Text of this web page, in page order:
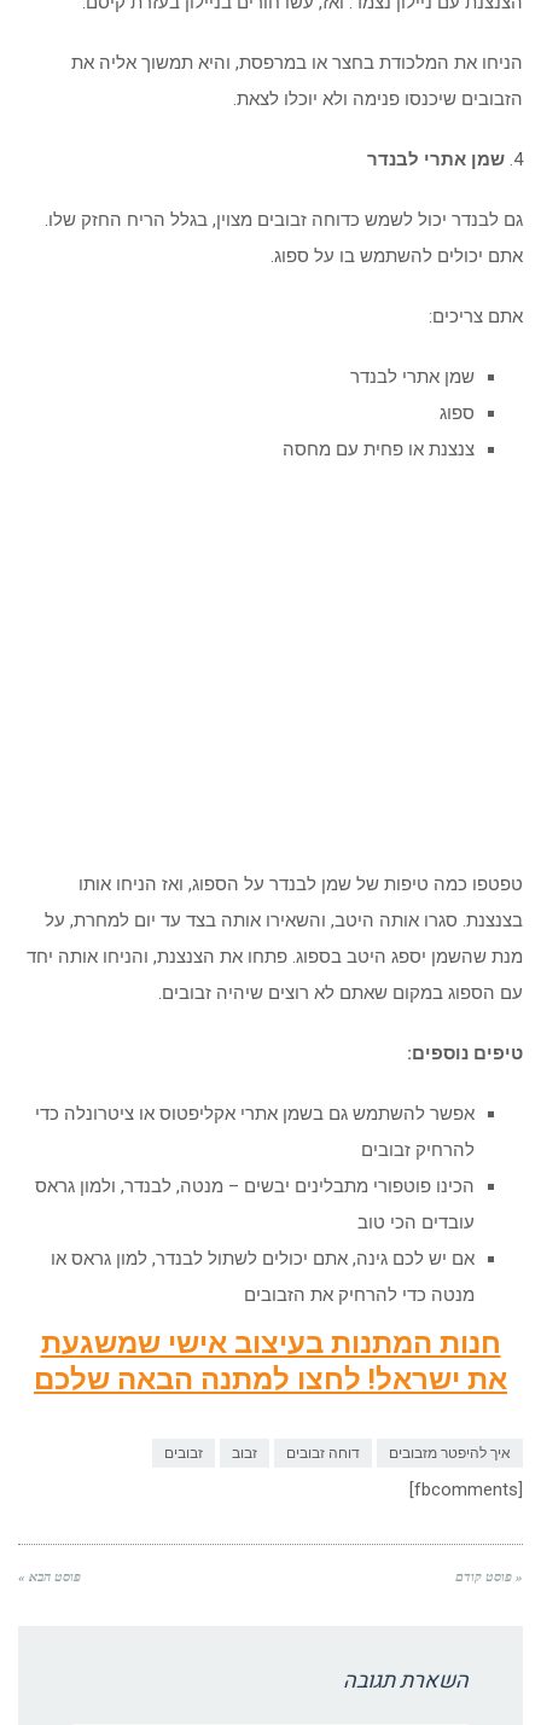
הניחו את המלכודת בחצר או במרפסת, והיא תמשוך אליה את
הזבובים שיכנסו פנימה ולא יוכלו לצאת.
4. שמן אתרי לבנדר
גם לבנדר יכול לשמש כדוחה זבובים מצוין, בגלל הריח החזק שלו.
אתם יכולים להשתמש בו על ספוג.
אתם צריכים:
שמן אתרי לבנדר
ספוג
צנצנת או פחית עם מחסה
טפטפו כמה טיפות של שמן לבנדר על הספוג, ואז הניחו אותו
בצנצנת. סגרו אותה היטב, והשאירו אותה בצד עד יום למחרת, על
מנת שהשמן יספג היטב בספוג. פתחו את הצנצנת, והניחו אותה יחד
עם הספוג במקום שאתם לא רוצים שיהיה זבובים.
טיפים נוספים:
אפשר להשתמש גם בשמן אתרי אקליפטוס או ציטרונלה כדי
להרחיק זבובים
הכינו פוטפורי מתבלינים יבשים – מנטה, לבנדר, ולמון גראס
עובדים הכי טוב
אם יש לכם גינה, אתם יכולים לשתול לבנדר, למון גראס או
מנטה כדי להרחיק את הזבובים
חנות המתנות בעיצוב אישי שמשגעת
את ישראל! לחצו למתנה הבאה שלכם
איך להיפטר מזבובים דוחה זבובים זבוב זבובים
[fbcomments]
« פוסט קודם פוסט הבא »
השארת תגובה